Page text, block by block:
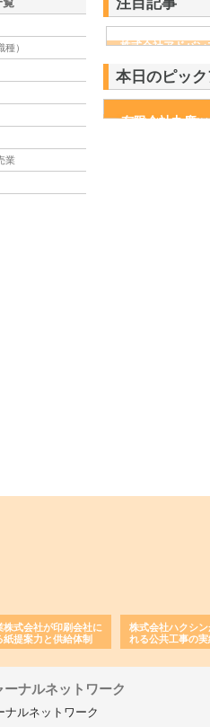
）
業
注目記事
株式会社アドバ
本日のピッ
有限会社丸慶
有限会社丸慶は明
株式会社が印刷会社に
紙提案力と供給体制
株式会社ハクシ
れる公共工事の
ーナルネットワーク
ナルネットワーク